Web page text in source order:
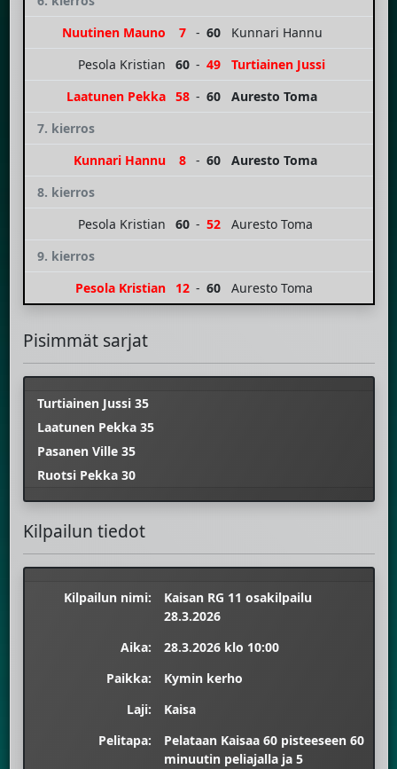
Nuutinen Mauno
7 - 60
Kunnari Hannu
Pesola Kristian
60 - 49
Turtiainen Jussi
Laatunen Pekka
58 - 60
Auresto Toma
7. kierros
Kunnari Hannu
8 - 60
Auresto Toma
8. kierros
Pesola Kristian
60 - 52
Auresto Toma
9. kierros
Pesola Kristian
12 - 60 Auresto Toma
Pisimmät sarjat
Turtiainen Jussi 35
Laatunen Pekka 35
Pasanen Ville 35
Ruotsi Pekka 30
Kilpailun tiedot
Kilpailun nimi:
Kaisan RG 11 osakilpailu
28.3.2026
Aika:
28.3.2026 klo 10:00
Paikka:
Kymin kerho
Laji:
Kaisa
Pelitapa:
Pelataan Kaisaa 60 pisteeseen 60
minuutin peliajalla ja 5